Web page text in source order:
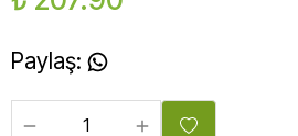
Paylaş: